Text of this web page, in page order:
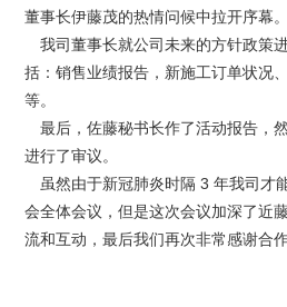
董事长伊藤茂的热情问候中拉开序幕。
我司董事长就公司未来的方针政策
括：销售业绩报告，新施工订单状况
等。
最后，佐藤秘书长作了活动报告，
进行了审议。
虽然由于新冠肺炎时隔 3 年我司才
会全体会议，但是这次会议加深了近
流和互动，最后我们再次非常感谢合